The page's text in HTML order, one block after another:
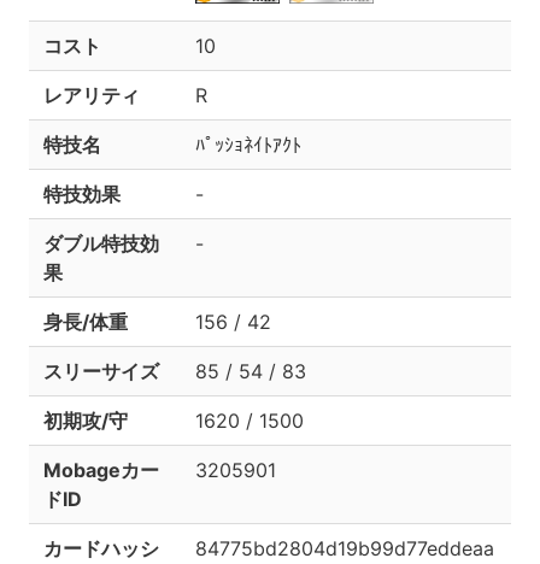
コスト 10
レアリティ R
特技名 ﾊﾟｯｼｮﾈｲﾄｱｸﾄ
特技効果 -
ダブル特技効
果
-
身長/体重 156 / 42
スリーサイズ 85 / 54 / 83
初期攻/守 1620 / 1500
Mobageカー
ドID
3205901
カードハッシ
84775bd2804d19b99d77eddeaa